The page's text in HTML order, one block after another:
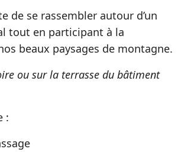
de se rassembler autour d’un
tout en participant à la
beaux paysages de montagne.
ou sur la terrasse du bâtiment
: